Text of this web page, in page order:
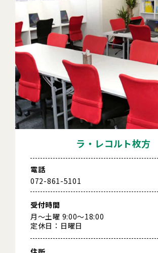
ラ・レコルト枚方
電話
072-861-5101
受付時間
月～土曜 9:00～18:00
定休日：日曜日